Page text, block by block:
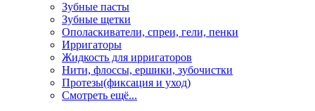
Зубные пасты
Зубные щетки
Ополаскиватели, спреи, гели, пенки
Ирригаторы
Жидкость для ирригаторов
Нити, флоссы, ершики, зубочистки
Протезы(фиксация и уход)
Смотреть ещё...